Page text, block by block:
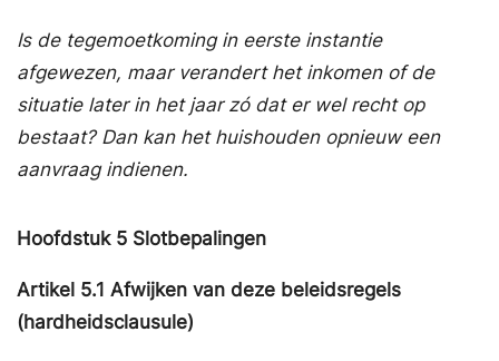
Is de tegemoetkoming in eerste instantie
afgewezen, maar verandert het inkomen of de
situatie later in het jaar zó dat er wel recht op
bestaat? Dan kan het huishouden opnieuw een
aanvraag indienen.
Hoofdstuk 5 Slotbepalingen
Artikel 5.1 Afwijken van deze beleidsregels
(hardheidsclausule)